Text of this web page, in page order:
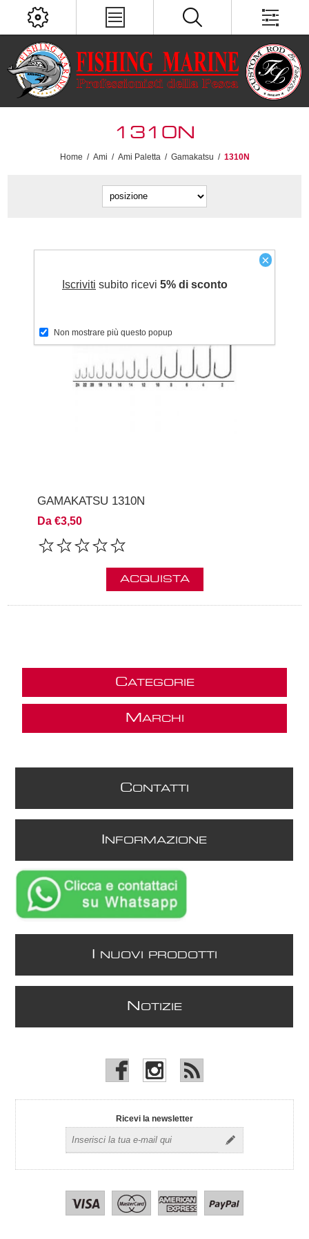
1310N
Home / Ami / Ami Paletta / Gamakatsu / 1310N
GAMAKATSU 1310N
Da €3,50
ACQUISTA
CATEGORIE
M ARCHI
CONTATTI
NFORMAZIONE
NUOVI PRODOTTI
N OTIZIE
Ricevi la newsletter
×
Iscriviti subito ricevi 5% di sconto
Non mostrare più questo popup